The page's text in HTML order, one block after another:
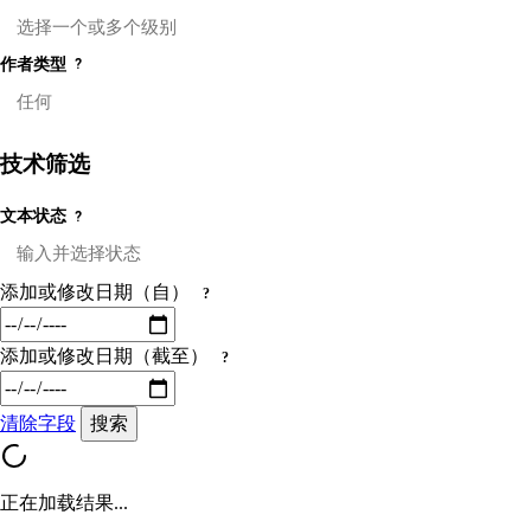
作者类型 ?
技术筛选
文本状态 ?
添加或修改日期（自） ?
添加或修改日期（截至） ?
清除字段 搜索
正在加载结果...